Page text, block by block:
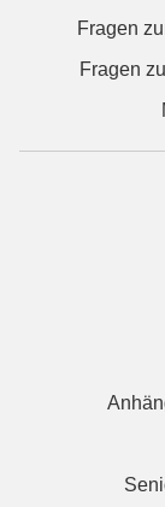
Fragen
Fragen